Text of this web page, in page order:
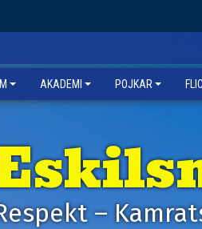
AKADEMI POJKAR
–